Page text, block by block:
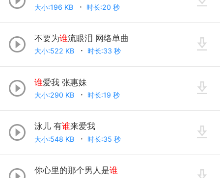
大小:196 KB 时长:20 秒
不要为谁流眼泪 网络单曲
大小:522 KB 时长:33 秒
谁爱我 张惠妹
大小:290 KB 时长:19 秒
泳儿 有谁来爱我
大小:548 KB 时长:35 秒
你心里的那个男人是谁